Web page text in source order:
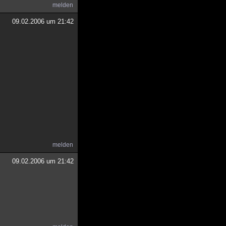
melden
09.02.2006 um 21:42
melden
09.02.2006 um 21:42